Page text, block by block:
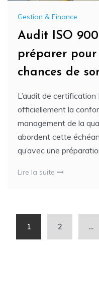
Gestion & Finance
Audit ISO
préparer
chances de
L’audit de
officiellement la
management de la
abordent cette
qu’avec une
Lire la suite
Navigation
des
1 2 …